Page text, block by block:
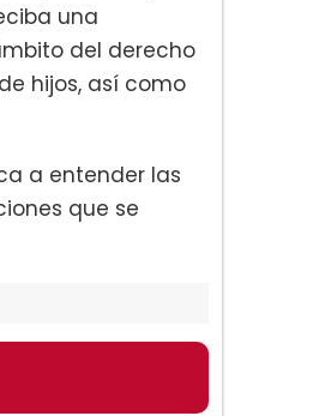
una
del derecho
hijos, así como
a entender las
que se